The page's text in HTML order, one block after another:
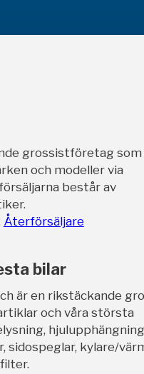
grossistföretag som
och modeller via
består av
Återförsäljare
bilar
är en rikstäckande
och våra största
sidospeglar, kylare/